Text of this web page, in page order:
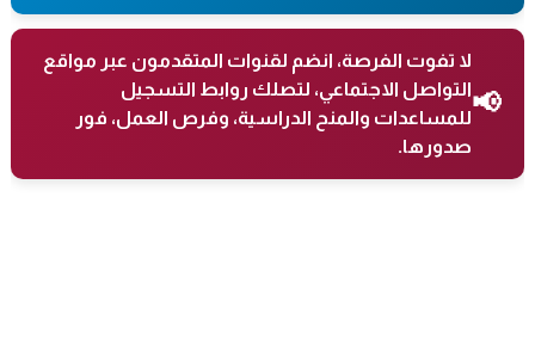
📢
لا تفوت الفرصة، انضم لقنوات المتقدمون عبر مواقع
التواصل الاجتماعي، لتصلك روابط التسجيل
للمساعدات والمنح الدراسية، وفرص العمل، فور
صدورها.